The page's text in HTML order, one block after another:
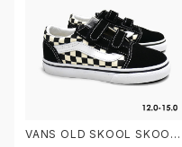
VANS OLD SKOOL SKOOL